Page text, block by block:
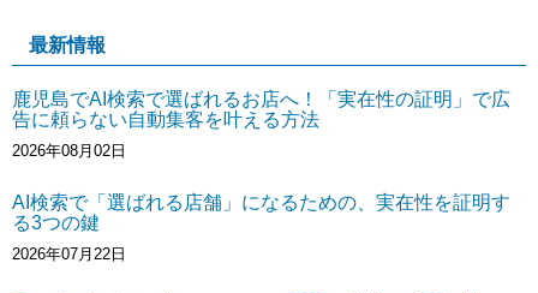
最新情報
鹿児島でAI検索で選ばれるお店へ！「実在性の証明」で広
告に頼らない自動集客を叶える方法
2026年08月02日
AI検索で「選ばれる店舗」になるための、実在性を証明す
る3つの鍵
2026年07月22日